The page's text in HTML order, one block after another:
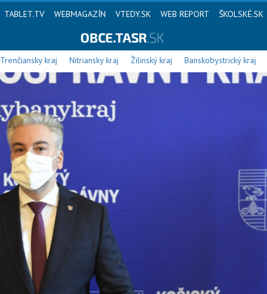
TABLET.TV WEBMAGAZÍN VTEDY.SK WEB REPORT ŠKOLSKÉ.SK
Trenčiansky kraj Nitriansky kraj Žilinský kraj Banskobystrický kraj